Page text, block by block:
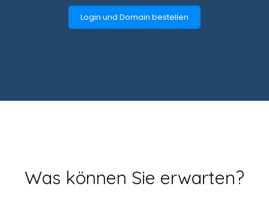
Login und Domain bestellen
Was können Sie erwarten?